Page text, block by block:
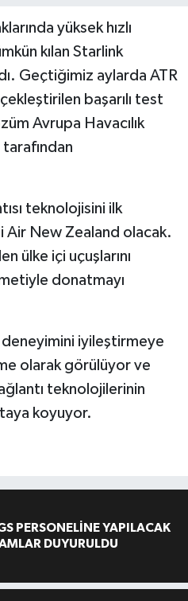
yüksek hızlı
kılan Starlink
Geçtiğimiz aylarda ATR
başarılı test
Avrupa Havacılık
tarafından
teknolojisini ilk
Air New Zealand olacak.
ülke içi uçuşlarını
donatmayı
deneyimini iyileştirmeye
olarak görülüyor ve
teknolojilerinin
koyuyor.
PERSONELİNE YAPILACAK
DUYURULDU